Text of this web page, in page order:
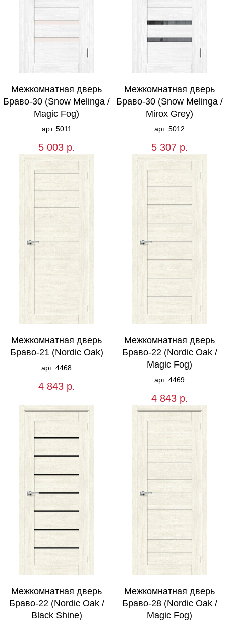
Межкомнатная дверь
Браво-30 (Snow Melinga /
Magic Fog)
арт. 5011
5 003 р.
Межкомнатная дверь
Браво-30 (Snow Melinga /
Mirox Grey)
арт. 5012
5 307 р.
Межкомнатная дверь
Браво-21 (Nordic Oak)
арт. 4468
4 843 р.
Межкомнатная дверь
Браво-22 (Nordic Oak /
Magic Fog)
арт. 4469
4 843 р.
Межкомнатная дверь
Браво-22 (Nordic Oak /
Black Shine)
Межкомнатная дверь
Браво-28 (Nordic Oak /
Magic Fog)